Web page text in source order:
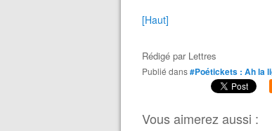
[Haut]
Rédigé par Lettres
Publié dans#Poétickets : Ah la
Vous aimerez aussi :